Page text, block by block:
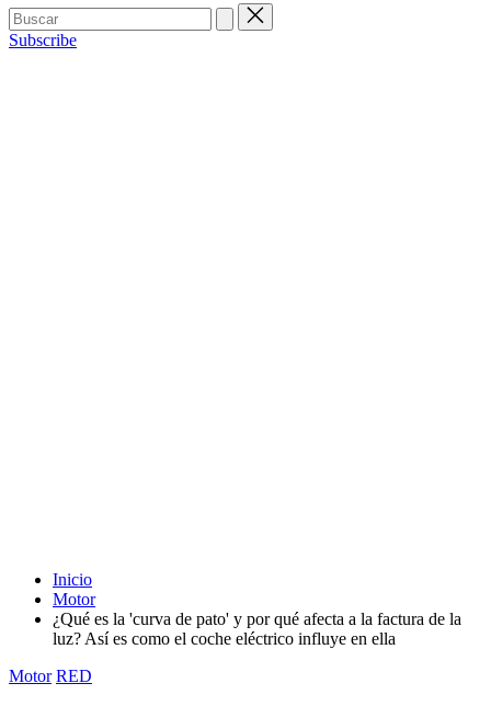
Buscar:
Subscribe
Inicio
Motor
¿Qué es la 'curva de pato' y por qué afecta a la factura de la
luz? Así es como el coche eléctrico influye en ella
Publicada
Motor RED